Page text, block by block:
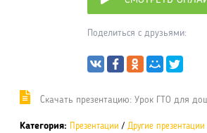
Поделиться с друзьями:
Cкачать презентацию: Урок ГТО для
Категория: Презентации / Другие презентации